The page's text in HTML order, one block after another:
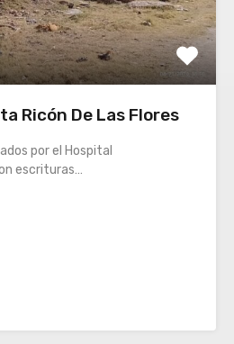
Ricón De Las Flores
por el Hospital
escrituras…